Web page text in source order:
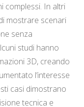
complessi. In altri
mostrare scenari
senza
studi hanno
3D, creando
l’interesse
casi dimostrano
tecnica e